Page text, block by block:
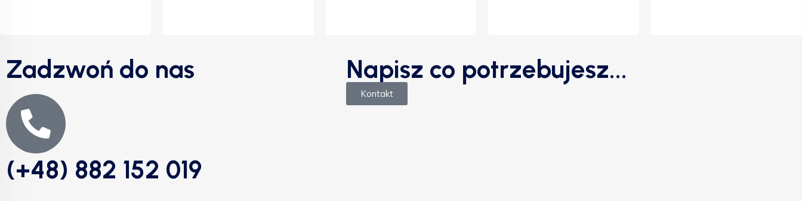
Zadzwoń do nas
(+48) 882 152 019
Napisz co potrzebujesz...
Kontakt